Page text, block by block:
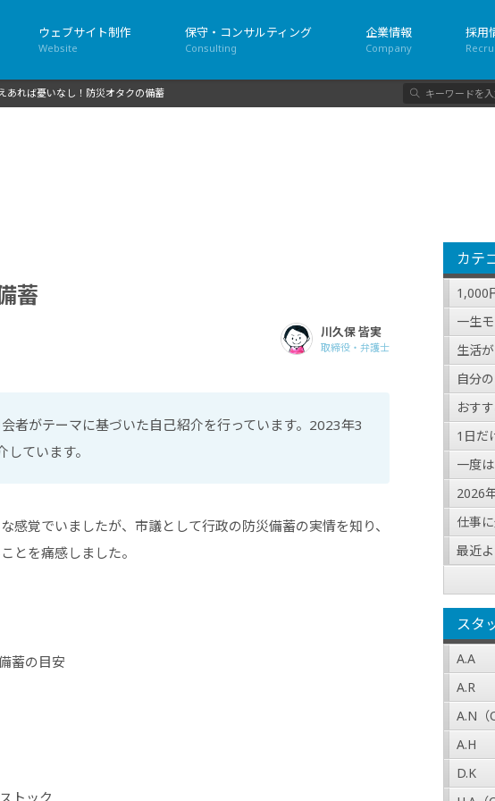
ウェブサイト制作
Website
保守・コンサルティング
Consulting
企業情報
Company
採用
あれば憂いなし！防災オタクの備蓄
検
索
蓄
川久保 皆実
取締役・弁護士
者がテーマに基づいた自己紹介を行っています。2023年3
ています。
覚でいましたが、市議として行政の防災備蓄の実情を知り、
とを痛感しました。
蓄の目安
トック
カテ
生活
おす
スタ
A.A
A.R
A.N（
A.H
D.K